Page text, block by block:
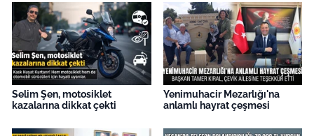
Selim Şen, motosiklet
kazalarına dikkat çekti
Yenimuhacir Mezarlığı'na
anlamlı hayrat çeşmesi
English News
Canlı Maç
Finans